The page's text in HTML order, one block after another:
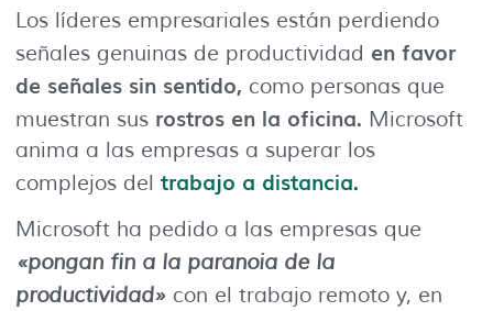
Los líderes empresariales están perdiendo
señales genuinas de productividad en favor
de señales sin sentido, como personas que
muestran sus rostros en la oficina. Microsoft
anima a las empresas a superar los
complejos del trabajo a distancia.
Microsoft ha pedido a las empresas que
«pongan fin a la paranoia de la
productividad» con el trabajo remoto y, en